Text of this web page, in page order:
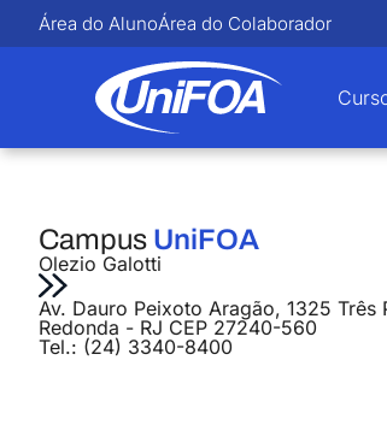
Área do AlunoÁrea do Colaborador
Campus UniFOA
Olezio Galotti
Av. Dauro Peixoto Aragão, 1325 Três
Redonda - RJ CEP 27240-560
Tel.: (24) 3340-8400